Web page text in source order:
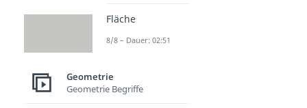
Fläche
8/8 – Dauer: 02:51
Geometrie
Geometrie Begriffe